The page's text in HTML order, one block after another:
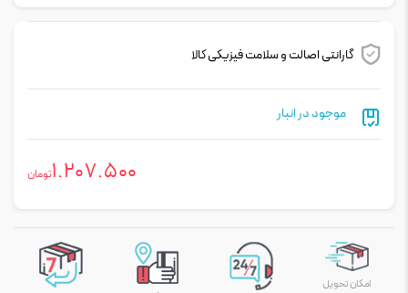
گارانتی اصالت و سلامت فیزیکی کالا
موجود در انبار
1.207.500تومان
امکان تحویل